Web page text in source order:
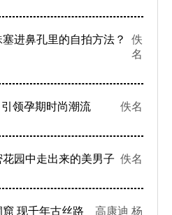
进鼻孔里的自拍方法？
佚
名
引领孕期时尚潮流 佚名
园中走出来的美男子 佚名
现千年古丝路 高康迪 杨